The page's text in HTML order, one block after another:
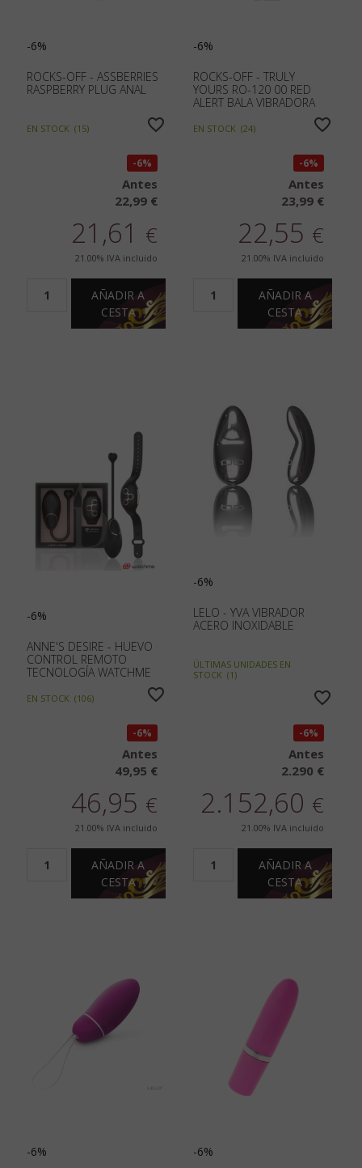
-6%
ROCKS-OFF - ASSBERRIES
RASPBERRY PLUG ANAL
EN STOCK (15)
6%
Antes
22,99 €
21,61 €
21.00% IVA incluido
AÑADIR A
CESTA
-6%
ROCKS-OFF - TRULY
YOURS RO-120 00 RED
ALERT BALA VIBRADORA
EN STOCK (24)
6%
Antes
23,99 €
22,55 €
21.00% IVA incluido
AÑADIR A
CESTA
-6%
ANNE'S DESIRE - HUEVO
CONTROL REMOTO
TECNOLOGÍA WATCHME
EN STOCK (106)
6%
Antes
49,95 €
46,95 €
21.00% IVA incluido
AÑADIR A
CESTA
-6%
LELO - YVA VIBRADOR
ACERO INOXIDABLE
ÚLTIMAS UNIDADES EN
STOCK (1 )
6%
Antes
2.290 €
2.152,60 €
21.00% IVA incluido
AÑADIR A
CESTA
-6% -6%